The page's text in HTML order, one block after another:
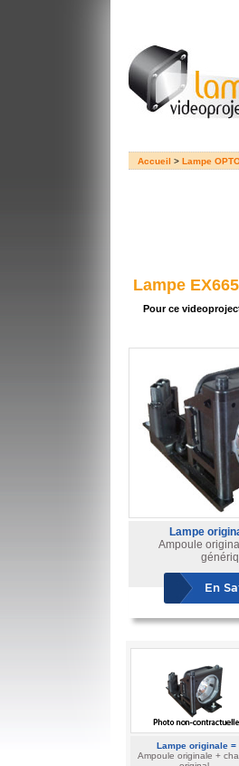
Accueil > Lampe
Lampe
Pour ce
Lampe
Ampoule
En
Lampe originale =
Ampoule originale +